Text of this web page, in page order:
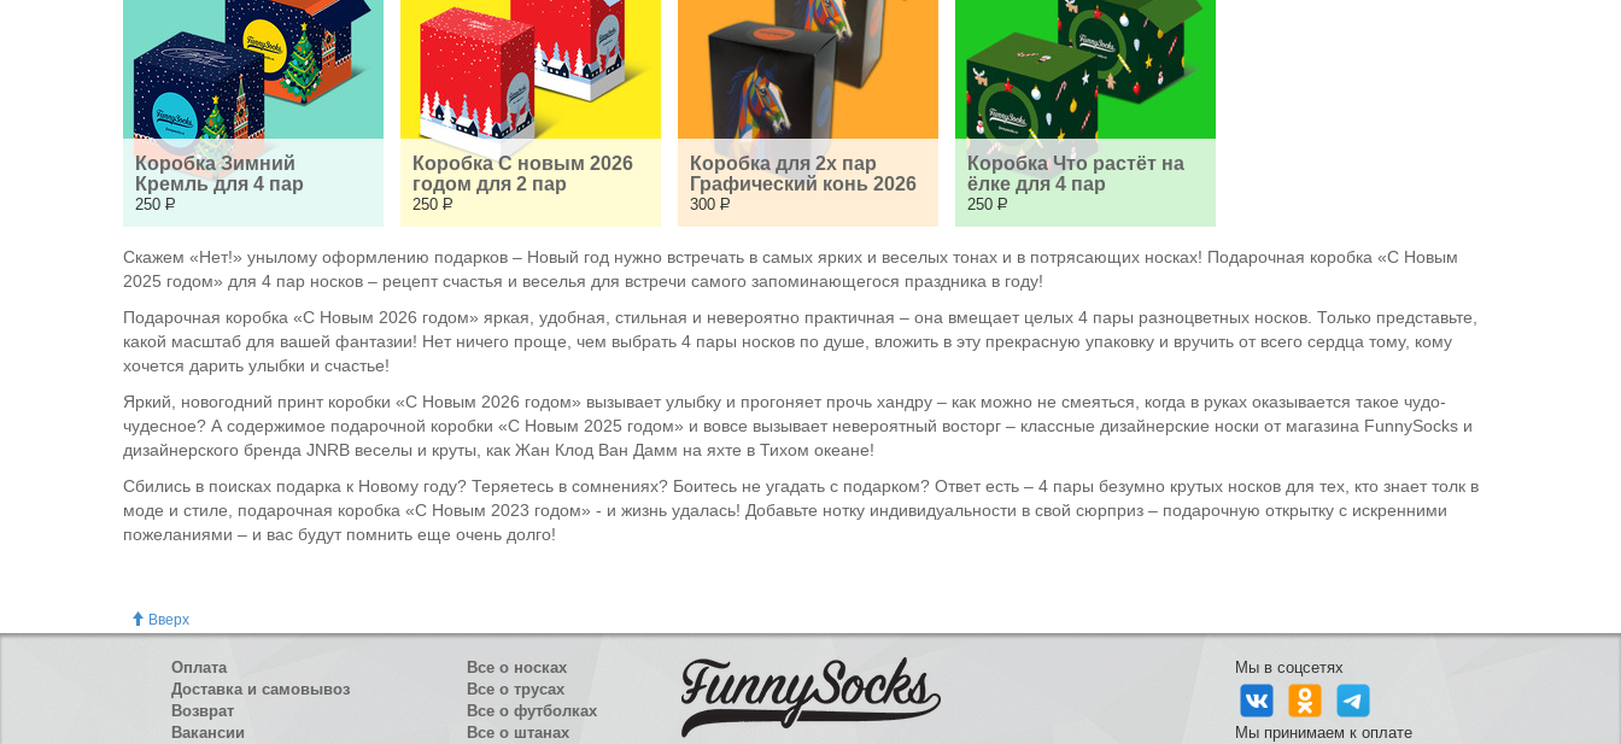
Коробка Зимний
Кремль для 4 пар
250 Р
Коробка С новым 2026
годом для 2 пар
250 Р
Коробка для 2х пар
Графический конь 2026
300 Р
Коробка Что растёт на
ёлке для 4 пар
250 Р
Скажем «Нет!» унылому оформлению подарков – Новый год нужно встречать в самых ярких и веселых тонах и в потрясающих носках! Подарочная коробка «С Новым
2025 годом» для 4 пар носков – рецепт счастья и веселья для встречи самого запоминающегося праздника в году!
Подарочная коробка «С Новым 2026 годом» яркая, удобная, стильная и невероятно практичная – она вмещает целых 4 пары разноцветных носков. Только представьте,
какой масштаб для вашей фантазии! Нет ничего проще, чем выбрать 4 пары носков по душе, вложить в эту прекрасную упаковку и вручить от всего сердца тому, кому
хочется дарить улыбки и счастье!
Яркий, новогодний принт коробки «С Новым 2026 годом» вызывает улыбку и прогоняет прочь хандру – как можно не смеяться, когда в руках оказывается такое чудо-
чудесное? А содержимое подарочной коробки «С Новым 2025 годом» и вовсе вызывает невероятный восторг – классные дизайнерские носки от магазина FunnySocks и
дизайнерского бренда JNRB веселы и круты, как Жан Клод Ван Дамм на яхте в Тихом океане!
Сбились в поисках подарка к Новому году? Теряетесь в сомнениях? Боитесь не угадать с подарком? Ответ есть – 4 пары безумно крутых носков для тех, кто знает толк в
моде и стиле, подарочная коробка «С Новым 2023 годом» - и жизнь удалась! Добавьте нотку индивидуальности в свой сюрприз – подарочную открытку с искренними
пожеланиями – и вас будут помнить еще очень долго!
Вверх
Оплата
Доставка и самовывоз
Возврат
Вакансии
Все о носках
Все о трусах
Все о футболках
Все о штанах
Мы в соцсетях
Мы принимаем к оплате